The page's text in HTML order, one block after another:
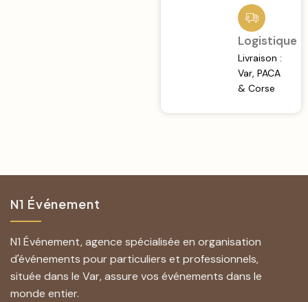
Logistique
Livraison :
Var, PACA
& Corse
N1 Événement
N1 Événement, agence spécialisée en organisation
d'événements pour particuliers et professionnels,
située dans le Var, assure vos événements dans le
monde entier.